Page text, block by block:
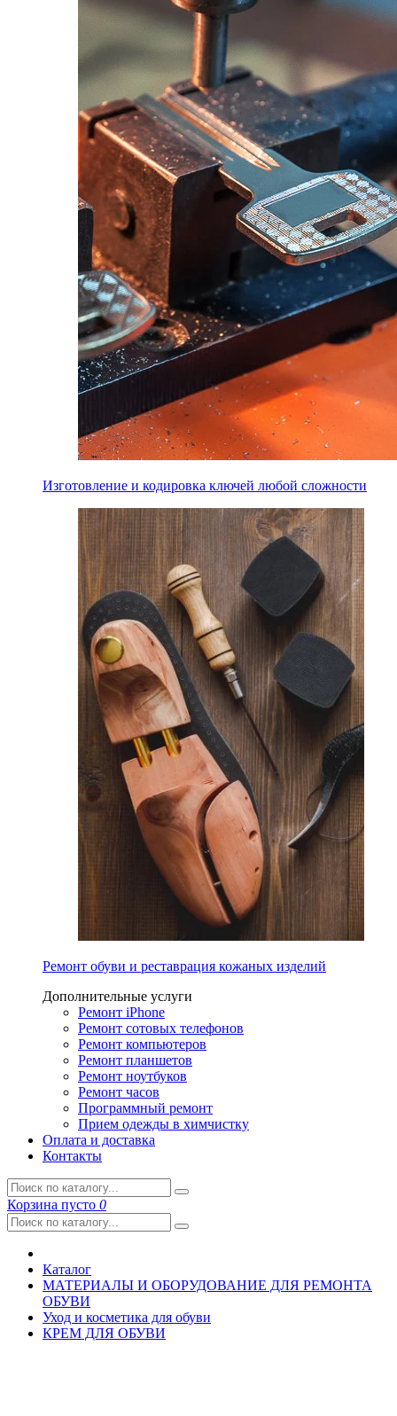
Изготовление и кодировка ключей любой сложности
Ремонт обуви и реставрация кожаных изделий
Дополнительные услуги
Ремонт iPhone
Ремонт сотовых телефонов
Ремонт компьютеров
Ремонт планшетов
Ремонт ноутбуков
Ремонт часов
Программный ремонт
Прием одежды в химчистку
Оплата и доставка
Контакты
Корзина пусто 0
Каталог
МАТЕРИАЛЫ И ОБОРУДОВАНИЕ ДЛЯ РЕМОНТА
ОБУВИ
Уход и косметика для обуви
КРЕМ ДЛЯ ОБУВИ